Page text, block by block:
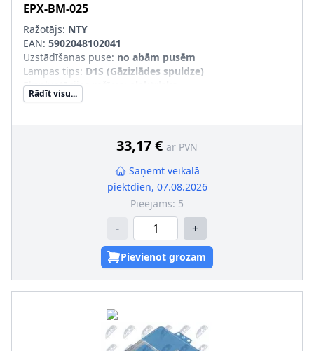
EPX-BM-025
Ražotājs: NTY
EAN: 5902048102041
Uzstādīšanas puse: no abām pusēm
Lampas tips: D1S (Gāzizlādes spuldze)
Ekspluatācijas režīms
Materiāls:Metāls
Rādīt visu...
33,17 € ar PVN
Saņemt veikalā
piektdien, 07.08.2026
Pieejams: 5
- +
Pievienot grozam